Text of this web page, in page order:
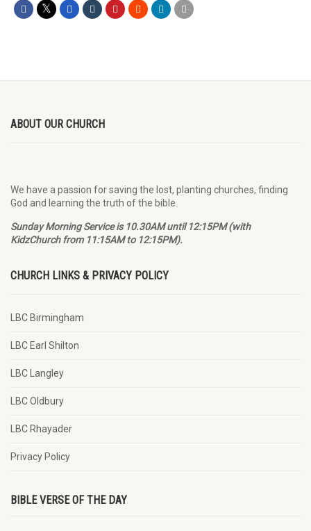
ABOUT OUR CHURCH
We have a passion for saving the lost, planting churches, finding
God and learning the truth of the bible.
Sunday Morning Service is 10.30AM until 12:15PM (with
KidzChurch from 11:15AM to 12:15PM).
CHURCH LINKS & PRIVACY POLICY
LBC Birmingham
LBC Earl Shilton
LBC Langley
LBC Oldbury
LBC Rhayader
Privacy Policy
BIBLE VERSE OF THE DAY